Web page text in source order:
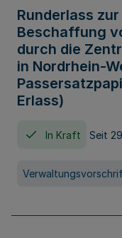
Runderlass
Beschaffung
durch die
in Nordrhein-
Erlass)
In Kraft Seit